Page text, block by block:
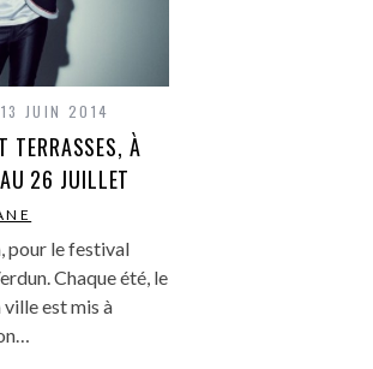
13 JUIN 2014
TERRASSES, À
26 JUILLET
pour le festival
Chaque été, le
est mis à